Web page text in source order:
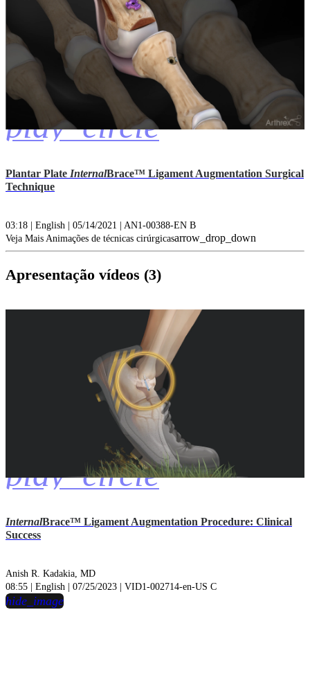
play_circle
Plantar Plate InternalBrace™ Ligament Augmentation Surgical
Technique
03:18 | English | 05/14/2021 | AN1-00388-EN B
Veja Mais Animações de técnicas cirúrgicasarrow_drop_down
Apresentação vídeos (3)
play_circle
InternalBrace™ Ligament Augmentation Procedure: Clinical
Success
Anish R. Kadakia, MD
08:55 | English | 07/25/2023 | VID1-002714-en-US C
hide_image